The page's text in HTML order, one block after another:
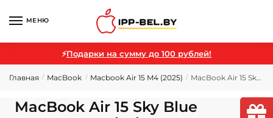
МЕНЮ
⚡Подарки на сумму до 100 рублей!
Главная / MacBook / Macbook Air 15 M4 (2025) / MacBook Air 15 Sky Blue [MC7A4] (M4/16/256)
MacBook Air 15 Sky Blue